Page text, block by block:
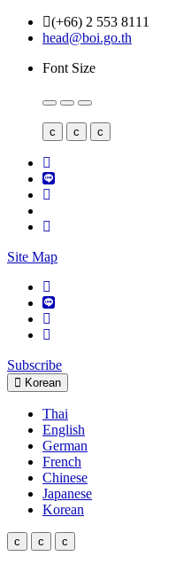
(+66) 2 553 8111
head@boi.go.th
Font Size
c c c
Site Map
Subscribe
Korean
Thai
English
German
French
Chinese
Japanese
Korean
c c c